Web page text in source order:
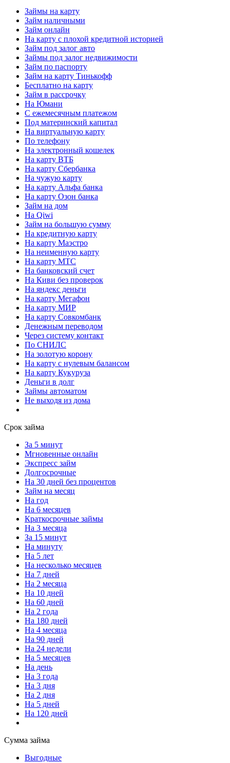
Займы на карту
Займ наличными
Займ онлайн
На карту с плохой кредитной историей
Займ под залог авто
Займы под залог недвижимости
Займ по паспорту
Займ на карту Тинькофф
Бесплатно на карту
Займ в рассрочку
На Юмани
С ежемесячным платежом
Под материнский капитал
На виртуальную карту
По телефону
На электронный кошелек
На карту ВТБ
На карту Сбербанка
На чужую карту
На карту Альфа банка
На карту Озон банка
Займ на дом
На Qiwi
Займ на большую сумму
На кредитную карту
На карту Маэстро
На неименную карту
На карту МТС
На банковский счет
На Киви без проверок
На яндекс деньги
На карту Мегафон
На карту МИР
На карту Совкомбанк
Денежным переводом
Через систему контакт
По СНИЛС
На золотую корону
На карту с нулевым балансом
На карту Кукуруза
Деньги в долг
Займы автоматом
Не выходя из дома
Срок займа
За 5 минут
Мгновенные онлайн
Экспресс займ
Долгосрочные
На 30 дней без процентов
Займ на месяц
На год
На 6 месяцев
Краткосрочные займы
На 3 месяца
За 15 минут
На минуту
На 5 лет
На несколько месяцев
На 7 дней
На 2 месяца
На 10 дней
На 60 дней
На 2 года
На 180 дней
На 4 месяца
На 90 дней
На 24 недели
На 5 месяцев
На день
На 3 года
На 3 дня
На 2 дня
На 5 дней
На 120 дней
Сумма займа
Выгодные